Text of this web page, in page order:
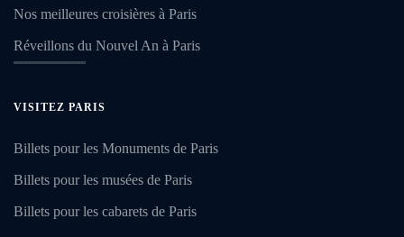
Nos meilleures croisières à Paris
Réveillons du Nouvel An à Paris
VISITEZ PARIS
Billets pour les Monuments de Paris
Billets pour les musées de Paris
Billets pour les cabarets de Paris